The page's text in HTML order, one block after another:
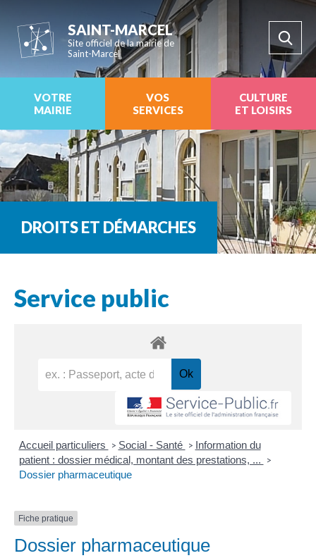
SAINT-MARCEL
Site officiel de la mairie de
Saint-Marcel
VOTRE
MAIRIE
VOS
SERVICES
CULTURE
ET LOISIRS
DROITS ET DÉMARCHES
Service public
Accueil particuliers > Social - Santé > Information du
patient : dossier médical, montant des prestations, ...
>
Dossier pharmaceutique
Fiche pratique
Dossier pharmaceutique